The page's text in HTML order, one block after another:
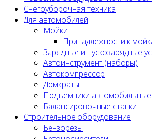
Снегоуборочная техника
Для автомобилей
Мойки
Принадлежности к
Зарядные и пускозарядные
Автоинструмент (наборы)
Автокомпрессор
Домкраты
Подъемники автомобильные
Балансировочные станки
Строительное оборудование
Бензорезы